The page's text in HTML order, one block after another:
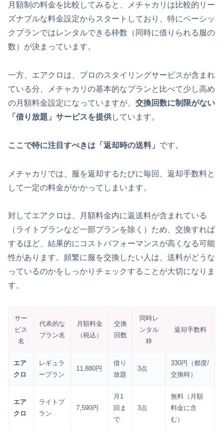
月額制の料金を比較してみると、メチャカリは比較的リー
ズナブルな料金設定からスタートしており、特にベーシッ
クプランではレンタルできる枠数（同時に借りられる服の
数）が決まっています。
一方、エアクロは、プロのスタイリングサービスが含まれ
ている分、メチャカリの基本的なプランと比べて少し高め
の月額料金設定になっていますが、 交換回数に制限がない
「借り放題」サービスを提供しています。
ここで特に注目すべきは「返却時の送料」 です。
メチャカリでは、服を返却するたびに毎回、返却手数料と
して一定の料金がかかってしまいます。
対してエアクロは、月額料金内に返送料が含まれている
（ライトプランなど一部プランを除く）ため、交換すれば
するほど、結果的にコストパフォーマンスが高くなる可能
性があります。頻繁に服を交換したい人は、送料がどうな
っているのかをしっかりチェックすることが大切になりま
す。
サー
ビス
名
代表的な
プラン名
月額料金
（税込）
交換
回数
同時レ
ンタル
枠
返却手数料
エア
クロ
レギュラ
ープラン
11,880円
借り
放題
3点
330円（都度/
交換時）
エア
クロ
ライトプ
ラン
7,590円
月1
回ま
で
3点
無料（月額
料金に含
む）